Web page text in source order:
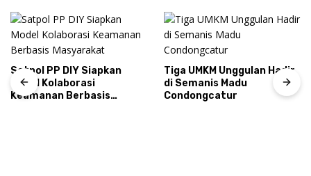
Satpol PP DIY Siapkan
Model Kolaborasi
Keamanan Berbasis
Tiga UMKM Unggulan Hadir
di Semanis Madu
Condongcatur